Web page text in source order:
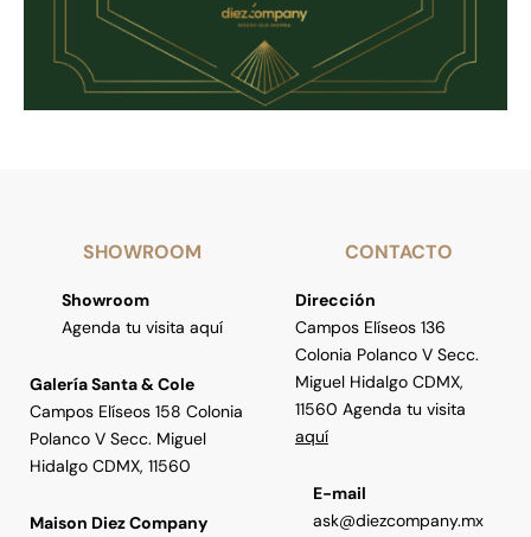
SHOWROOM
Showroom
Agenda tu visita aquí
Galería Santa & Cole
Campos Elíseos 158 Colonia
Polanco V Secc. Miguel
Hidalgo CDMX, 11560
Maison Diez Company
CONTACTO
Dirección
Campos Elíseos 136
Colonia Polanco V Secc.
Miguel Hidalgo CDMX,
11560 Agenda tu visita
aquí
E-mail
ask@diezcompany.mx